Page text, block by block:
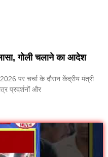
गोली चलाने का आदेश
पर चर्चा के दौरान केंद्रीय मंत्री
प्रदर्शनों और